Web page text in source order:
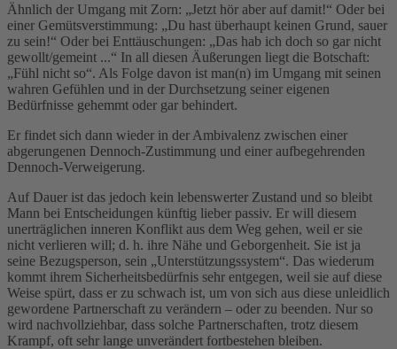
Ähnlich der Umgang mit Zorn: „Jetzt hör aber auf damit!“ Oder bei
einer Gemütsverstimmung: „Du hast überhaupt keinen Grund, sauer
zu sein!“ Oder bei Enttäuschungen: „Das hab ich doch so gar nicht
gewollt/gemeint ...“ In all diesen Äußerungen liegt die Botschaft:
„Fühl nicht so“. Als Folge davon ist man(n) im Umgang mit seinen
wahren Gefühlen und in der Durchsetzung seiner eigenen
Bedürfnisse gehemmt oder gar behindert.
Er findet sich dann wieder in der Ambivalenz zwischen einer
abgerungenen Dennoch-Zustimmung und einer aufbegehrenden
Dennoch-Verweigerung.
Auf Dauer ist das jedoch kein lebenswerter Zustand und so bleibt
Mann bei Entscheidungen künftig lieber passiv. Er will diesem
unerträglichen inneren Konflikt aus dem Weg gehen, weil er sie
nicht verlieren will; d. h. ihre Nähe und Geborgenheit. Sie ist ja
seine Bezugsperson, sein „Unterstützungssystem“. Das wiederum
kommt ihrem Sicherheitsbedürfnis sehr entgegen, weil sie auf diese
Weise spürt, dass er zu schwach ist, um von sich aus diese unleidlich
gewordene Partnerschaft zu verändern – oder zu beenden. Nur so
wird nachvollziehbar, dass solche Partnerschaften, trotz diesem
Krampf, oft sehr lange unverändert fortbestehen bleiben.